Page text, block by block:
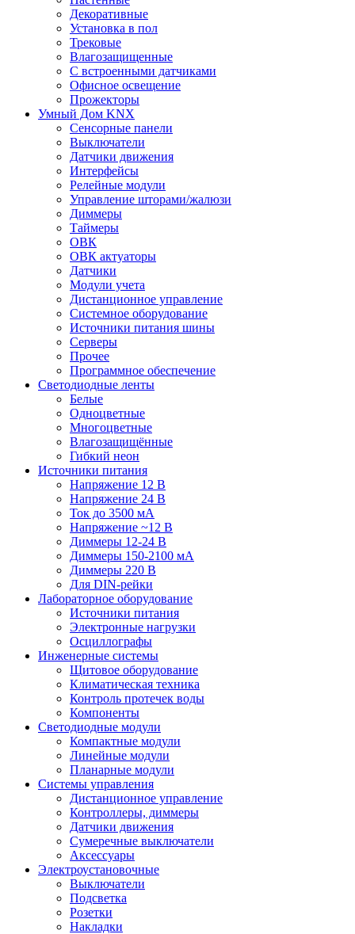
Декоративные
Установка в пол
Трековые
Влагозащищенные
С встроенными датчиками
Офисное освещение
Прожекторы
Умный Дом KNX
Сенсорные панели
Выключатели
Датчики движения
Интерфейсы
Релейные модули
Управление шторами/жалюзи
Диммеры
Таймеры
ОВК
ОВК актуаторы
Датчики
Модули учета
Дистанционное управление
Системное оборудование
Источники питания шины
Серверы
Прочее
Программное обеспечение
Светодиодные ленты
Белые
Одноцветные
Многоцветные
Влагозащищённые
Гибкий неон
Источники питания
Напряжение 12 В
Напряжение 24 В
Ток до 3500 мА
Напряжение ~12 В
Диммеры 12-24 В
Диммеры 150-2100 мА
Диммеры 220 В
Для DIN-рейки
Лабораторное оборудование
Источники питания
Электронные нагрузки
Осциллографы
Инженерные системы
Щитовое оборудование
Климатическая техника
Контроль протечек воды
Компоненты
Светодиодные модули
Компактные модули
Линейные модули
Планарные модули
Системы управления
Дистанционное управление
Контроллеры, диммеры
Датчики движения
Сумеречные выключатели
Аксессуары
Электроустановочные
Выключатели
Подсветка
Розетки
Накладки